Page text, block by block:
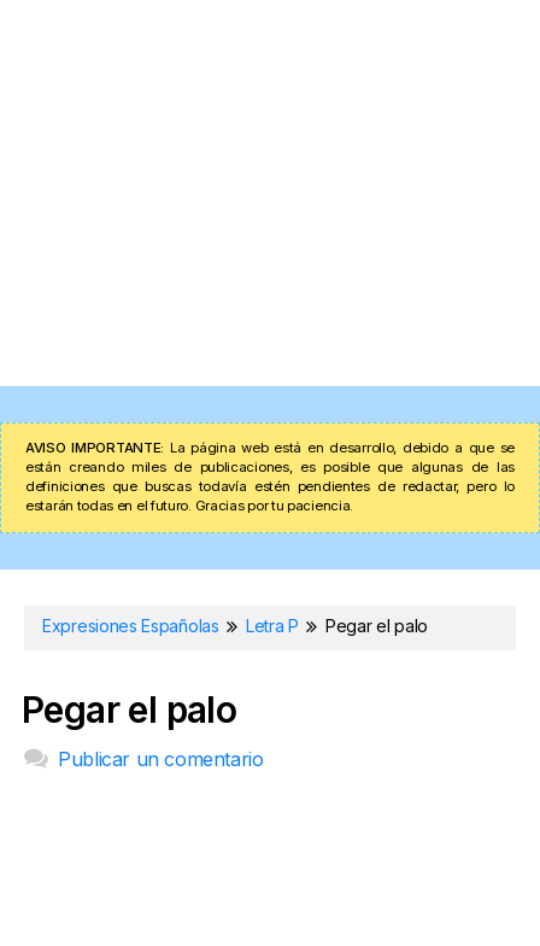
AVISO IMPORTANTE: La página web está en desarrollo, debido a que se
están creando miles de publicaciones, es posible que algunas de las
definiciones que buscas todavía estén pendientes de redactar, pero lo
estarán todas en el futuro. Gracias por tu paciencia.
Expresiones Españolas Letra P Pegar el palo
Pegar el palo
Publicar un comentario